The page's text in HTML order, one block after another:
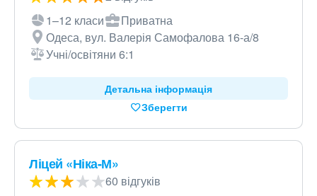
1–12 класи
Приватна
Одеса, вул. Валерія Самофалова 16-а/8
Учні/освітяни 6:1
Детальна інформація
Зберегти
Ліцей «Ніка-М»
60 відгуків